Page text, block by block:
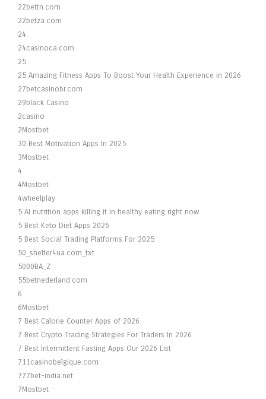
22bettn.com
22betza.com
24
24casinoca.com
25
25 Amazing Fitness Apps To Boost Your Health Experience in 2026
27betcasinobr.com
29black Casino
2casino
2Mostbet
30 Best Motivation Apps In 2025
3Mostbet
4
4Mostbet
4wheelplay
5 AI nutrition apps killing it in healthy eating right now
5 Best Keto Diet Apps 2026
5 Best Social Trading Platforms For 2025
50_shelter4ua.com_txt
5000BA_Z
55betnederland.com
6
6Mostbet
7 Best Calorie Counter Apps of 2026
7 Best Crypto Trading Strategies For Traders In 2026
7 Best Intermittent Fasting Apps Our 2026 List
711casinobelgique.com
777bet-india.net
7Mostbet